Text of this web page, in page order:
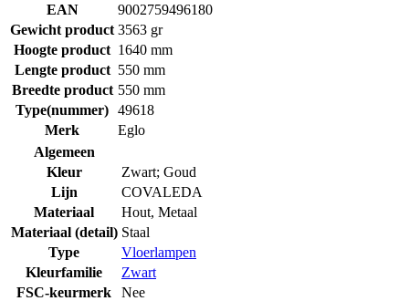
EAN
9002759496180
Gewicht product 3563 gr
Hoogte product 1640 mm
Lengte product 550 mm
Breedte product 550 mm
Type(nummer) 49618
Merk
Eglo
Algemeen
Kleur
Zwart; Goud
Lijn
COVALEDA
Materiaal
Hout, Metaal
Materiaal (detail) Staal
Type
Vloerlampen
Kleurfamilie
Zwart
FSC-keurmerk
Nee